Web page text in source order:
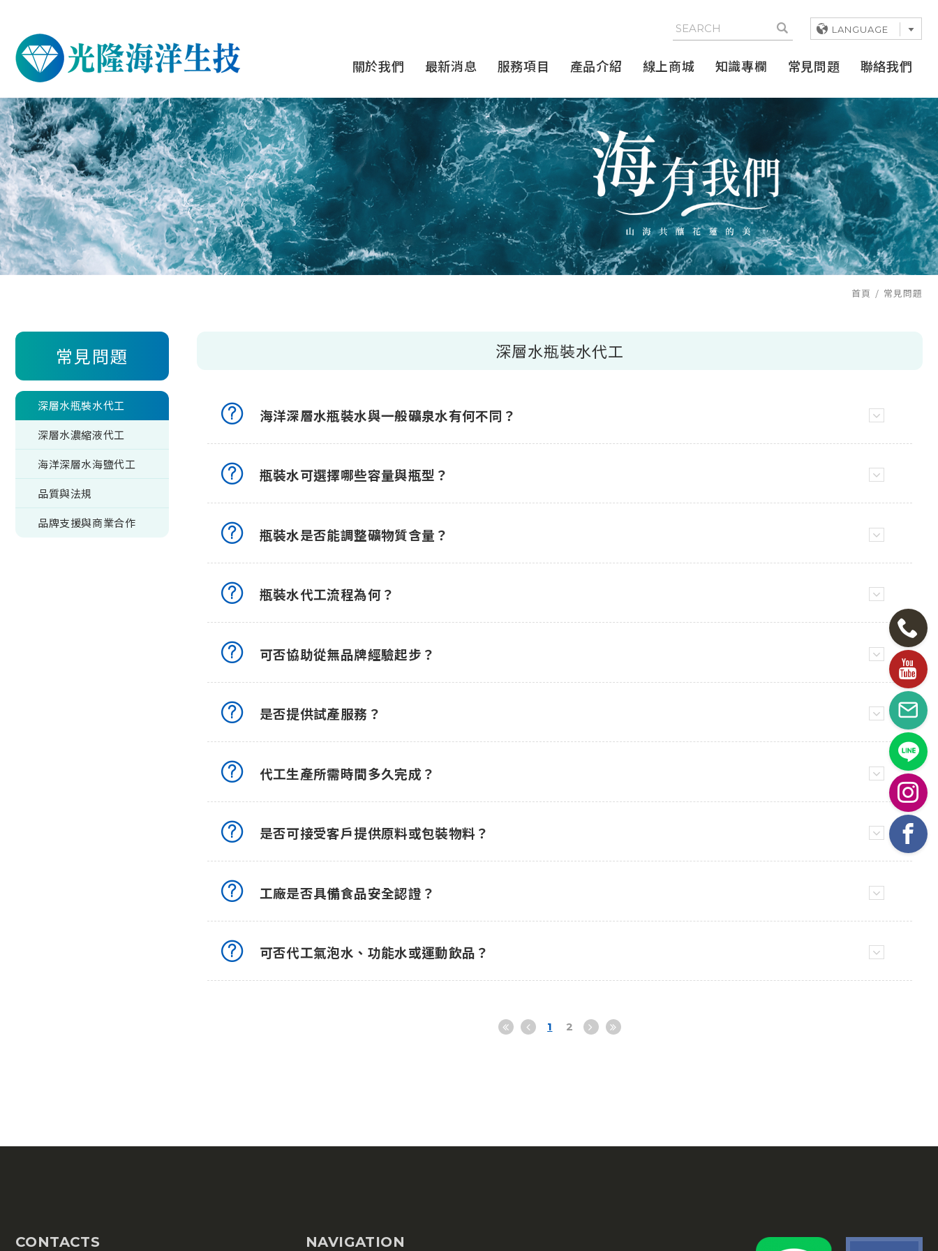
LANGUAGE
關於我們 最新消息 服務項目 產品介紹 線上商城 知識專欄 常見問題 聯絡我們
首頁 常見問題
常見問題
深層水瓶裝水代工
深層水濃縮液代工
海洋深層水海鹽代工
品質與法規
品牌支援與商業合作
深層水瓶裝水代工
海洋深層水瓶裝水與一般礦泉水有何不同？
瓶裝水可選擇哪些容量與瓶型？
瓶裝水是否能調整礦物質含量？
瓶裝水代工流程為何？
可否協助從無品牌經驗起步？
是否提供試產服務？
代工生產所需時間多久完成？
是否可接受客戶提供原料或包裝物料？
工廠是否具備食品安全認證？
可否代工氣泡水、功能水或運動飲品？
1 2
CONTACTS NAVIGATION